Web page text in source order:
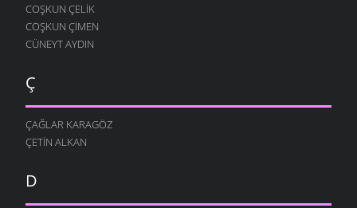
COŞKUN ÇELIK
COŞKUN ÇIMEN
CÜNEYT AYDIN
Ç
ÇAĞLAR KARAGÖZ
ÇETIN ALKAN
D